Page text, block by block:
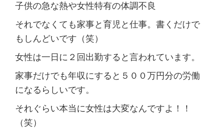
子供の急な熱や女性特有の体調不良
それでなくても家事と育児と仕事。書くだけで
もしんどいです（笑）
女性は一日に２回出勤すると言われています。
家事だけでも年収にすると５００万円分の労働
になるらしいです。
それぐらい本当に女性は大変なんですよ！！
（笑）